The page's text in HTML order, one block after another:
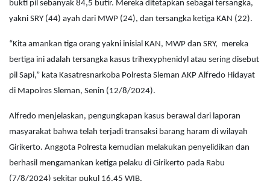
bukti pil sebanyak 84,5 butir. Mereka ditetapkan sebagai tersangka,
yakni SRY (44) ayah dari MWP (24), dan tersangka ketiga KAN (22).
“Kita amankan tiga orang yakni inisial KAN, MWP dan SRY, mereka
bertiga ini adalah tersangka kasus trihexyphenidyl atau sering disebut
pil Sapi,” kata Kasatresnarkoba Polresta Sleman AKP Alfredo Hidayat
di Mapolres Sleman, Senin (12/8/2024).
Alfredo menjelaskan, pengungkapan kasus berawal dari laporan
masyarakat bahwa telah terjadi transaksi barang haram di wilayah
Girikerto. Anggota Polresta kemudian melakukan penyelidikan dan
berhasil mengamankan ketiga pelaku di Girikerto pada Rabu
(7/8/2024) sekitar pukul 16.45 WIB.